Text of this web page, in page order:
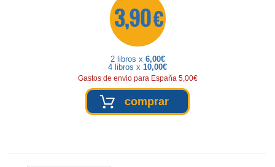
3,90 €
2 libros x 6,00€
4 libros x 10,00€
Gastos de envio para España 5,00€
comprar